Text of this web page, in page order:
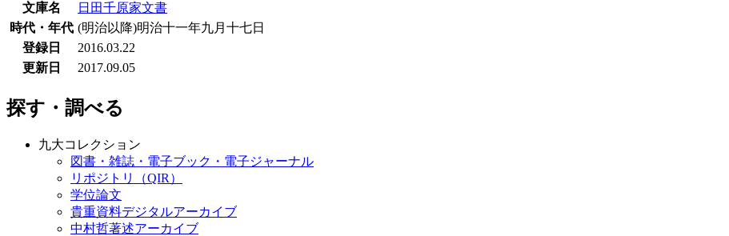
文庫名
日田千原家文書
時代・年代 (明治以降)明治十一年九月十七日
登録日
2016.03.22
更新日
2017.09.05
探す・調べる
九大コレクション
図書・雑誌・電子ブック・電子ジャーナル
リポジトリ（QIR）
学位論文
貴重資料デジタルアーカイブ
中村哲著述アーカイブ